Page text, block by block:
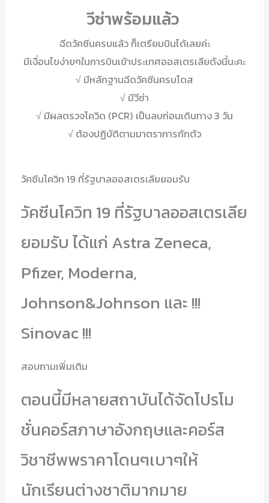
วีซ่าพร้อมแล้ว
ฉีดวัคซีนครบแล้ว ก็เตรียมบินได้เลยค่ะ
มีเงื่อนไขง่ายๆในการบินเข้าประเทศออสเตรเลียดังนี้นะคะ
√ มีหลักฐานฉีดวัคซีนครบโดส
√ มีวีซ่า
√ มีผลตรวจโควิด (PCR) เป็นลบก่อนเดินทาง 3 วัน
√ ต้องปฏิบัติตามมาตราการกักตัว
วัคซีนโควิท 19 ที่รัฐบาลออสเตรเลียยอมรับ
วัคซีนโควิท 19 ที่รัฐบาลออสเตรเลีย
ยอมรับ ได้แก่ Astra Zeneca,
Pfizer, Moderna,
Johnson&Johnson และ !!!
Sinovac !!!
สอบถามเพิ่มเติม
ตอนนี้มีหลายสถาบันได้จัดโปรโม
ชั่นคอร์สภาษาอังกฤษและคอร์ส
วิชาชีพพราคาโดนๆเบาๆให้
นักเรียนต่างชาติมากมาย